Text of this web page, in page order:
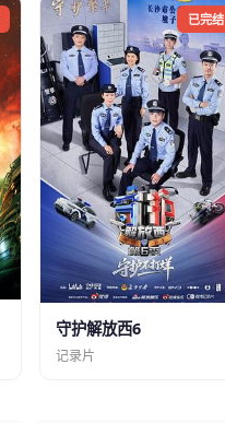
已完结
守护解放西6
记录片